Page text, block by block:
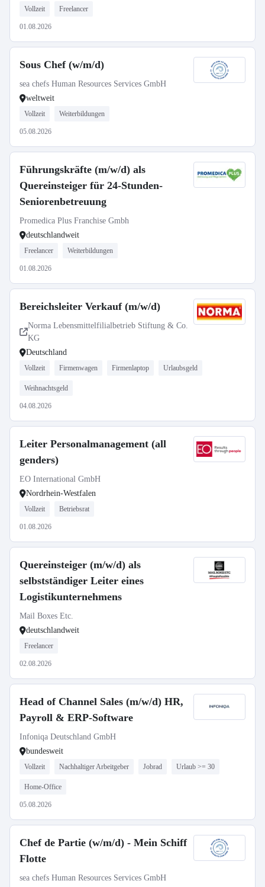
Vollzeit Freelancer
01.08.2026
Sous Chef (w/m/d)
sea chefs Human Resources Services GmbH
weltweit
Vollzeit Weiterbildungen
05.08.2026
Führungskräfte (m/w/d) als
Quereinsteiger für 24-Stunden-
Seniorenbetreuung
Promedica Plus Franchise Gmbh
deutschlandweit
Freelancer Weiterbildungen
01.08.2026
Bereichsleiter Verkauf (m/w/d)
Norma Lebensmittelfilialbetrieb Stiftung & Co.
KG
Deutschland
Vollzeit Firmenwagen Firmenlaptop Urlaubsgeld
Weihnachtsgeld
04.08.2026
Leiter Personalmanagement (all
genders)
EO International GmbH
Nordrhein-Westfalen
Vollzeit Betriebsrat
01.08.2026
Quereinsteiger (m/w/d) als
selbstständiger Leiter eines
Logistikunternehmens
Mail Boxes Etc.
deutschlandweit
Freelancer
02.08.2026
Head of Channel Sales (m/w/d) HR,
Payroll & ERP-Software
Infoniqa Deutschland GmbH
bundesweit
Vollzeit Nachhaltiger Arbeitgeber Jobrad Urlaub >= 30
Home-Office
05.08.2026
Chef de Partie (w/m/d) - Mein Schiff
Flotte
sea chefs Human Resources Services GmbH